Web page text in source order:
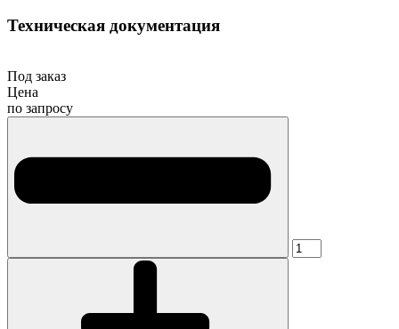
Техническая документация
Под заказ
Цена
по запросу